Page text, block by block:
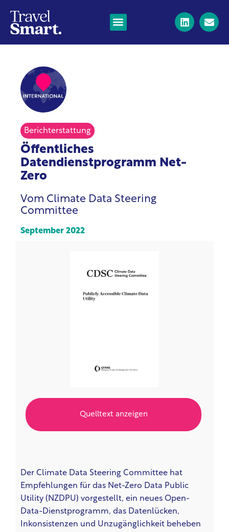
Berichterstattung
Öffentliches
Datendienstprogramm Net-
Zero
Vom Climate Data Steering
Committee
September 2022
Quelltext anzeigen
Der Climate Data Steering Committee hat
Empfehlungen für das Net-Zero Data Public
Utility (NZDPU) vorgestellt, ein neues Open-
Data-Dienstprogramm, das Datenlücken,
Inkonsistenzen und Unzugänglichkeit beheben